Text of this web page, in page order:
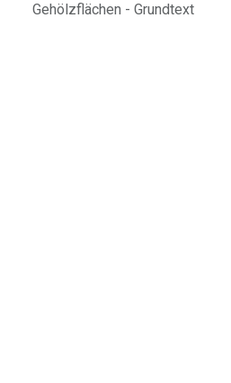
Gehölzflächen - Grundtext